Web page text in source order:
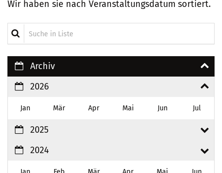
Wir haben sie nach Veranstaltungsdatum sortiert.
Suche in Liste
Archiv
2026
Jan Mär Apr Mai Jun Jul
2025
2024